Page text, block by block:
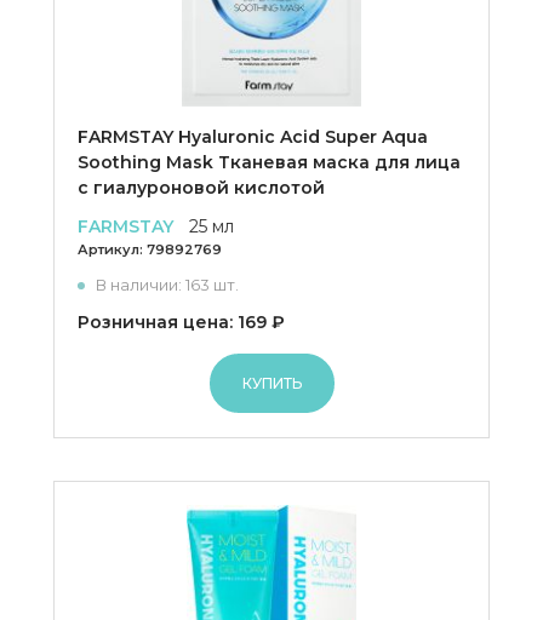
FARMSTAY Hyaluronic Acid Super Aqua
Soothing Mask Тканевая маска для лица
с гиалуроновой кислотой
FARMSTAY
25 мл
Артикул: 79892769
В наличии: 163 шт.
Розничная цена: 169 ₽
КУПИТЬ